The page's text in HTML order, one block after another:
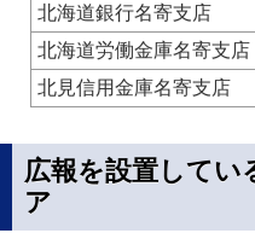
北海道銀行名寄支店
北海道労働金庫名寄支店
北見信用金庫名寄支店
広報を設置してい
ア